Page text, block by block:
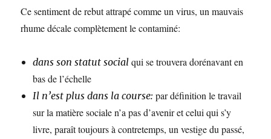
Ce sentiment de rebut attrapé comme un virus, un mauvais
rhume décale complètement le contaminé:
dans son statut social qui se trouvera dorénavant en
bas de l’échelle
Il n’est plus dans la course: par définition le travail
sur la matière sociale n’a pas d’avenir et celui qui s’y
livre, paraît toujours à contretemps, un vestige du passé,